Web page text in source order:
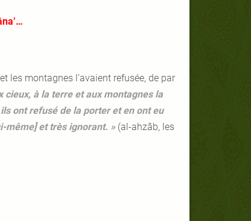
les montagnes l’avaient refusée, de par
cieux, à la terre et aux montagnes la
ont refusé de la porter et en ont eu
même] et très ignorant. »(al-ahzâb, les